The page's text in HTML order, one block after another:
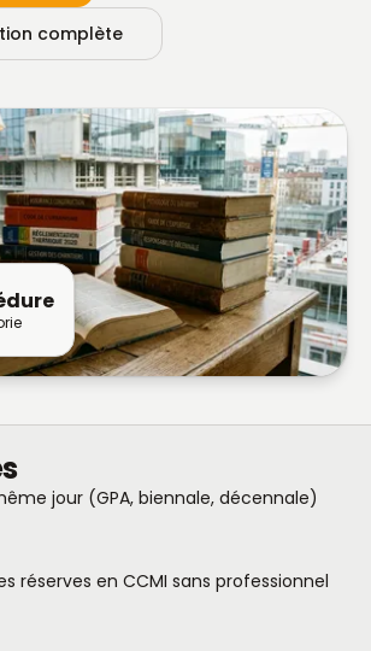
complète
jour (GPA, biennale, décennale)
réserves en CCMI sans professionnel